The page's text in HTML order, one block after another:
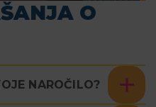
O
NAROČILO?